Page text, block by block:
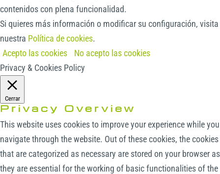
contenidos con plena funcionalidad.
Si quieres más información o modificar su configuración, visita
nuestra Política de cookies.
Acepto las cookies
No acepto las cookies
Privacy & Cookies Policy
Cerrar
Privacy Overview
This website uses cookies to improve your experience while you
navigate through the website. Out of these cookies, the cookies
that are categorized as necessary are stored on your browser as
they are essential for the working of basic functionalities of the